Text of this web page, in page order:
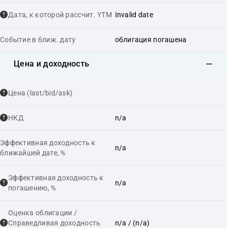
Дата, к которой рассчит. YTM Invalid date
Событие в ближ. дату облигация погашена
Цена и доходность
Цена (last/bid/ask)
НКД n/a
Эффективная доходность к
ближайшей дате, %
n/a
Эффективная доходность к
погашению, %
n/a
Оценка облигации /
Справедливая доходность
n/a / (n/a)